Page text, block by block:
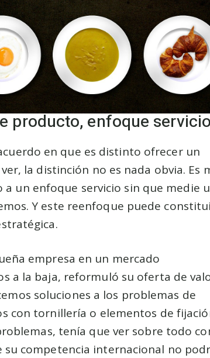
producto, enfoque
en que es distinto ofrecer un
la distinción no es nada obvia. Es
un enfoque servicio sin que medie
Y este reenfoque puede
empresa en un mercado
a la baja, reformuló su oferta de
soluciones a los problemas de
con tornillería o elementos de
tenía que ver sobre todo
competencia internacional no